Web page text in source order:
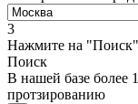
3
Нажмите на "Поиск"
Поиск
В нашей базе более
протзированию